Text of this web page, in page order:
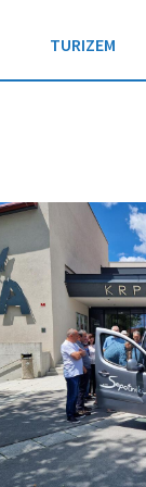
TURIZEM